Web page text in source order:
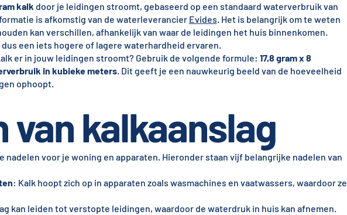
kalk door je leidingen stroomt, gebaseerd op een standaard waterverbruik van
is afkomstig van de waterleverancier Evides. Het is belangrijk om te weten
kan verschillen, afhankelijk van waar de leidingen het huis binnenkomen.
een iets hogere of lagere waterhardheid ervaren.
er in jouw leidingen stroomt? Gebruik de volgende formule: 17,8 gram x 8
in kubieke meters. Dit geeft je een nauwkeurig beeld van de hoeveelheid
ophoopt.
van kalkaanslag
nadelen voor je woning en apparaten. Hieronder staan vijf belangrijke nadelen van
: Kalk hoopt zich op in apparaten zoals wasmachines en vaatwassers, waardoor ze
kan leiden tot verstopte leidingen, waardoor de waterdruk in huis kan afnemen.